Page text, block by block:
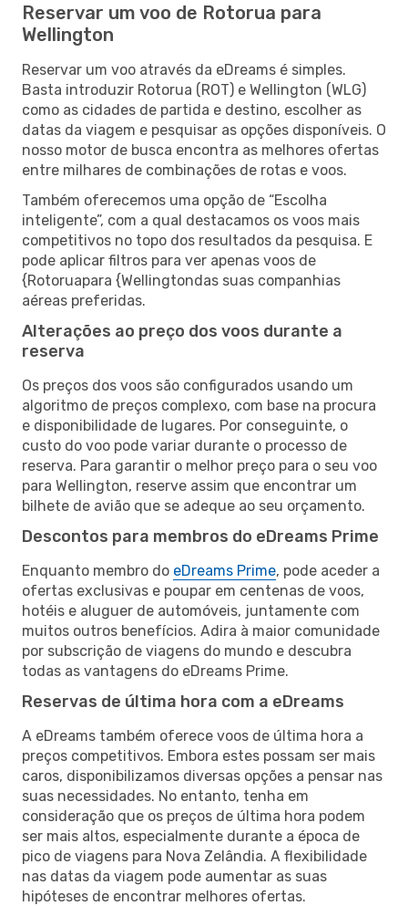
Reservar um voo de Rotorua para
Wellington
Reservar um voo através da eDreams é simples.
Basta introduzir Rotorua (ROT) e Wellington (WLG)
como as cidades de partida e destino, escolher as
datas da viagem e pesquisar as opções disponíveis. O
nosso motor de busca encontra as melhores ofertas
entre milhares de combinações de rotas e voos.
Também oferecemos uma opção de “Escolha
inteligente”, com a qual destacamos os voos mais
competitivos no topo dos resultados da pesquisa. E
pode aplicar filtros para ver apenas voos de
{Rotoruapara {Wellingtondas suas companhias
aéreas preferidas.
Alterações ao preço dos voos durante a
reserva
Os preços dos voos são configurados usando um
algoritmo de preços complexo, com base na procura
e disponibilidade de lugares. Por conseguinte, o
custo do voo pode variar durante o processo de
reserva. Para garantir o melhor preço para o seu voo
para Wellington, reserve assim que encontrar um
bilhete de avião que se adeque ao seu orçamento.
Descontos para membros do eDreams Prime
Enquanto membro do eDreams Prime, pode aceder a
ofertas exclusivas e poupar em centenas de voos,
hotéis e aluguer de automóveis, juntamente com
muitos outros benefícios. Adira à maior comunidade
por subscrição de viagens do mundo e descubra
todas as vantagens do eDreams Prime.
Reservas de última hora com a eDreams
A eDreams também oferece voos de última hora a
preços competitivos. Embora estes possam ser mais
caros, disponibilizamos diversas opções a pensar nas
suas necessidades. No entanto, tenha em
consideração que os preços de última hora podem
ser mais altos, especialmente durante a época de
pico de viagens para Nova Zelândia. A flexibilidade
nas datas da viagem pode aumentar as suas
hipóteses de encontrar melhores ofertas.